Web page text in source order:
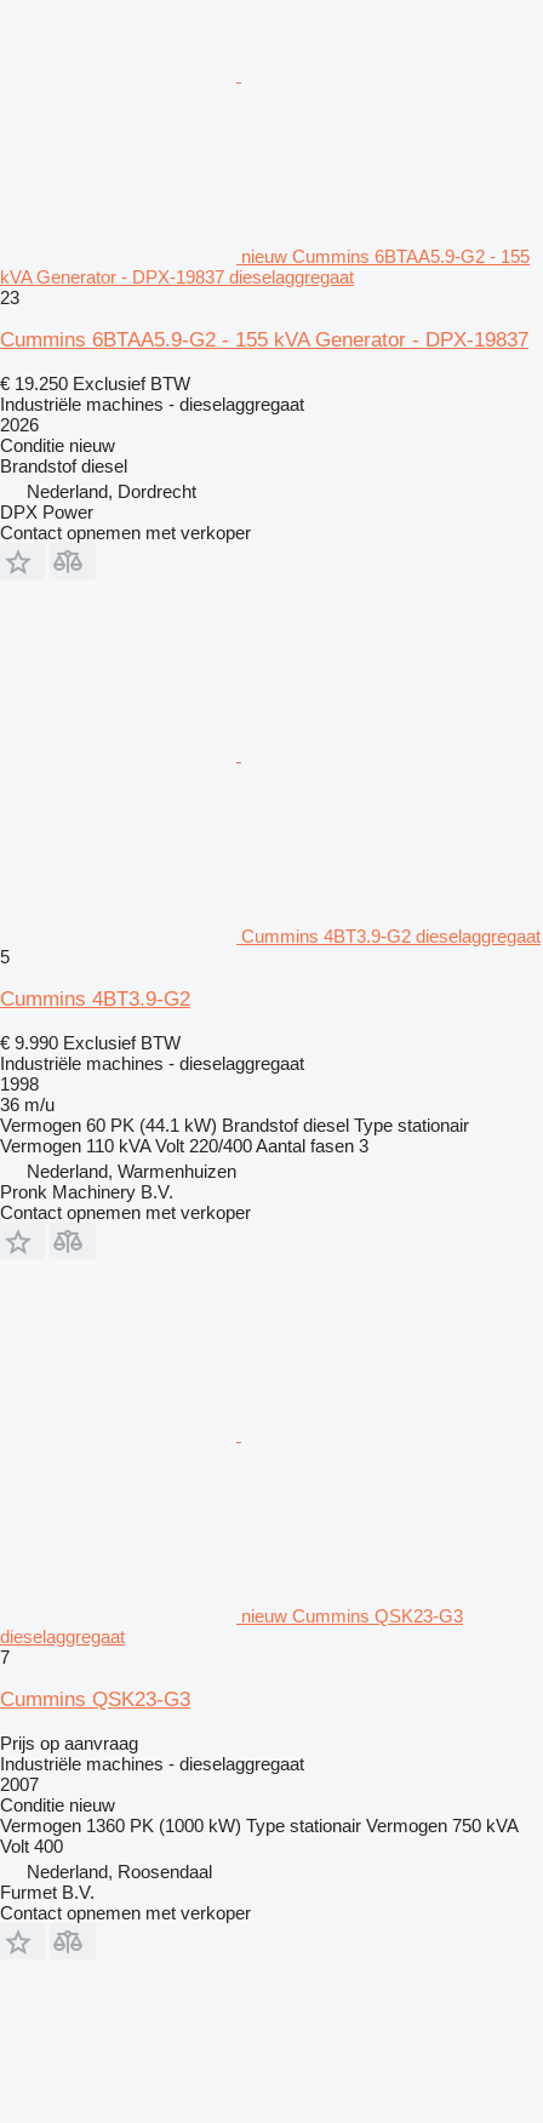
nieuw Cummins 6BTAA5.9-G2 - 155
kVA Generator - DPX-19837 dieselaggregaat
23
Cummins 6BTAA5.9-G2 - 155 kVA Generator - DPX-19837
€ 19.250 Exclusief BTW
Industriële machines - dieselaggregaat
2026
Conditie nieuw
Brandstof diesel
Nederland, Dordrecht
DPX Power
Contact opnemen met verkoper
Cummins 4BT3.9-G2 dieselaggregaat
5
Cummins 4BT3.9-G2
€ 9.990 Exclusief BTW
Industriële machines - dieselaggregaat
1998
36 m/u
Vermogen 60 PK (44.1 kW) Brandstof diesel Type stationair
Vermogen 110 kVA Volt 220/400Aantal fasen 3
Nederland, Warmenhuizen
Pronk Machinery B.V.
Contact opnemen met verkoper
nieuw Cummins QSK23-G3
dieselaggregaat
7
Cummins QSK23-G3
Prijs op aanvraag
Industriële machines - dieselaggregaat
2007
Conditie nieuw
Vermogen 1360 PK (1000 kW) Type stationair Vermogen 750 kVA
Volt 400
Nederland, Roosendaal
Furmet B.V.
Contact opnemen met verkoper